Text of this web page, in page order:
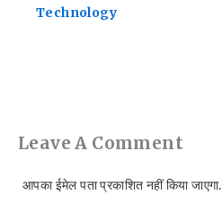
Technology
Leave A Comment
आपका ईमेल पता प्रकाशित नहीं किया जाएगा.